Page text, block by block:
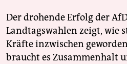
Der drohende Erfolg der
Landtagswahlen zeigt, wie
Kräfte inzwischen
braucht es Zusammenhalt